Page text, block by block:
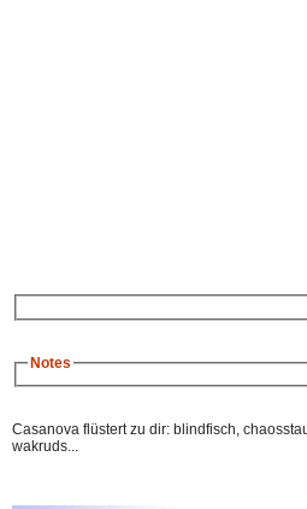
Notes
Casanova flüstert zu dir: blindfisch,
wakruds...